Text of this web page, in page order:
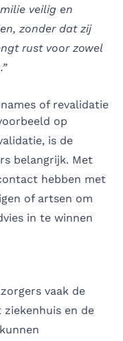
veilig en
zonder dat zij
rust voor zowel
of revalidatie
op
is de
belangrijk. Met
hebben met
of artsen om
in te winnen
vaak de
en de